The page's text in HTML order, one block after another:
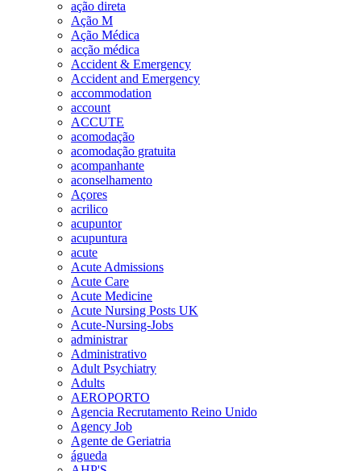
ação direta
Ação M
Ação Médica
acção médica
Accident & Emergency
Accident and Emergency
accommodation
account
ACCUTE
acomodação
acomodação gratuita
acompanhante
aconselhamento
Açores
acrilico
acupuntor
acupuntura
acute
Acute Admissions
Acute Care
Acute Medicine
Acute Nursing Posts UK
Acute-Nursing-Jobs
administrar
Administrativo
Adult Psychiatry
Adults
AEROPORTO
Agencia Recrutamento Reino Unido
Agency Job
Agente de Geriatria
águeda